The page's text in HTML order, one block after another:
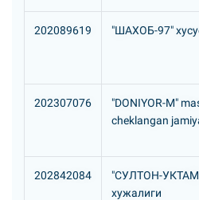
202089619 "ШАХОБ-97"
202307076
"DONIYOR-M"
cheklangan
202842084
"СУЛТОH-
хужалиги